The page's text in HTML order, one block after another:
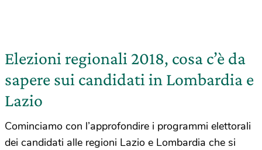
Elezioni regionali 2018, cosa c’è da
sapere sui candidati in Lombardia e
Lazio
Cominciamo con l’approfondire i programmi elettorali
dei candidati alle regioni Lazio e Lombardia che si